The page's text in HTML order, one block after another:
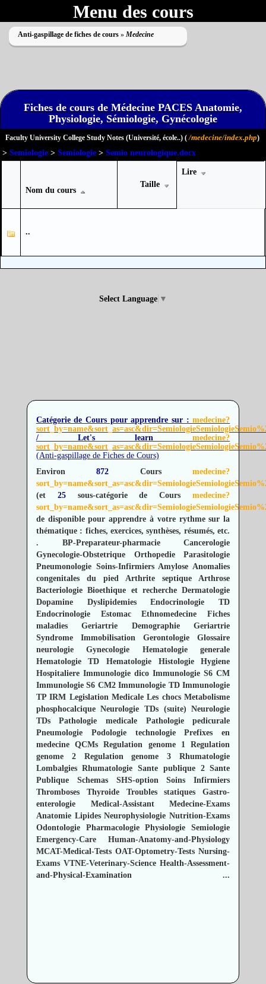
Menu des cours
Anti-gaspillage de fiches de cours » Medecine
Impossible de lire le dossier
Fiches de cours de Médecine PACES Anatomie,
Physiologie, Sémiologie, Gynécologie
Faculty University College Study Notes (Université, école..) ( /medecine/index.php)
> Semiologie > Semiologie > Semio neurologique.docx
Nom du cours
Taille
Lire
..
Select Language ▼
Catégorie de Cours pour apprendre sur :medecine?
/ Let's learnmedecine?
(Anti-gaspillage de Fiches de Cours)
Environ872 Coursmedecine?
(et 25sous-catégorie de Coursmedecine?
de disponible pour apprendre à votre rythme sur la
thématique : fiches, exercices, synthèses, résumés, etc.
.
BP-Preparateur-pharmacie
Cancerologie
Gynecologie-Obstetrique
Orthopedie
Parasitologie
Pneumonologie Soins-Infirmiers Amylose Anomalies
congenitales du pied
Arthrite septique
Arthrose
Bacteriologie Bioethique et recherche Dermatologie
Dopamine
DyslipidemiesEndocrinologie TD
Endocrinologie
Estomac Ethnomedecine
Fiches
maladies
Geriartrie Demographie
Geriartrie
Syndrome Immobilisation
Gerontologie
Glossaire
neurologie
Gynecologie
Hematologie generale
Hematologie TD
Hematologie Histologie
Hygiene
Hospitaliere Immunologie dico Immunologie S6 CM
Immunologie S6 CM2 Immunologie TD Immunologie
TP IRM Legislation Medicale Les chocs Metabolisme
phosphocalcique Neurologie TDs (suite)
Neurologie
TDs
Pathologie medicale
Pathologie pedicurale
Pneumologie
Podologie technologie
Prefixes en
medecine
QCMs Regulation genome 1
Regulation
genome 2
Regulation genome 3
Rhumatologie
Lombalgies Rhumatologie Sante publique 2 Sante
Publique
Schemas SHS-option
Soins Infirmiers
Thromboses
Thyroide Troubles statiques
Gastro-
enterologie
Medical-Assistant
Medecine-Exams
Anatomie Lipides Neurophysiologie Nutrition-Exams
Odontologie
Pharmacologie Physiologie
Semiologie
Emergency-Care
Human-Anatomy-and-Physiology
MCAT-Medical-Tests OAT-Optometry-Tests Nursing-
Exams VTNE-Veterinary-Science Health-Assessment-
and-Physical-Examination...